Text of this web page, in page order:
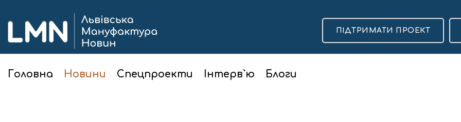
Головна Новини Спецпроекти Інтерв`ю Блоги
ПІДТРИМАТИ ПРОЕКТ